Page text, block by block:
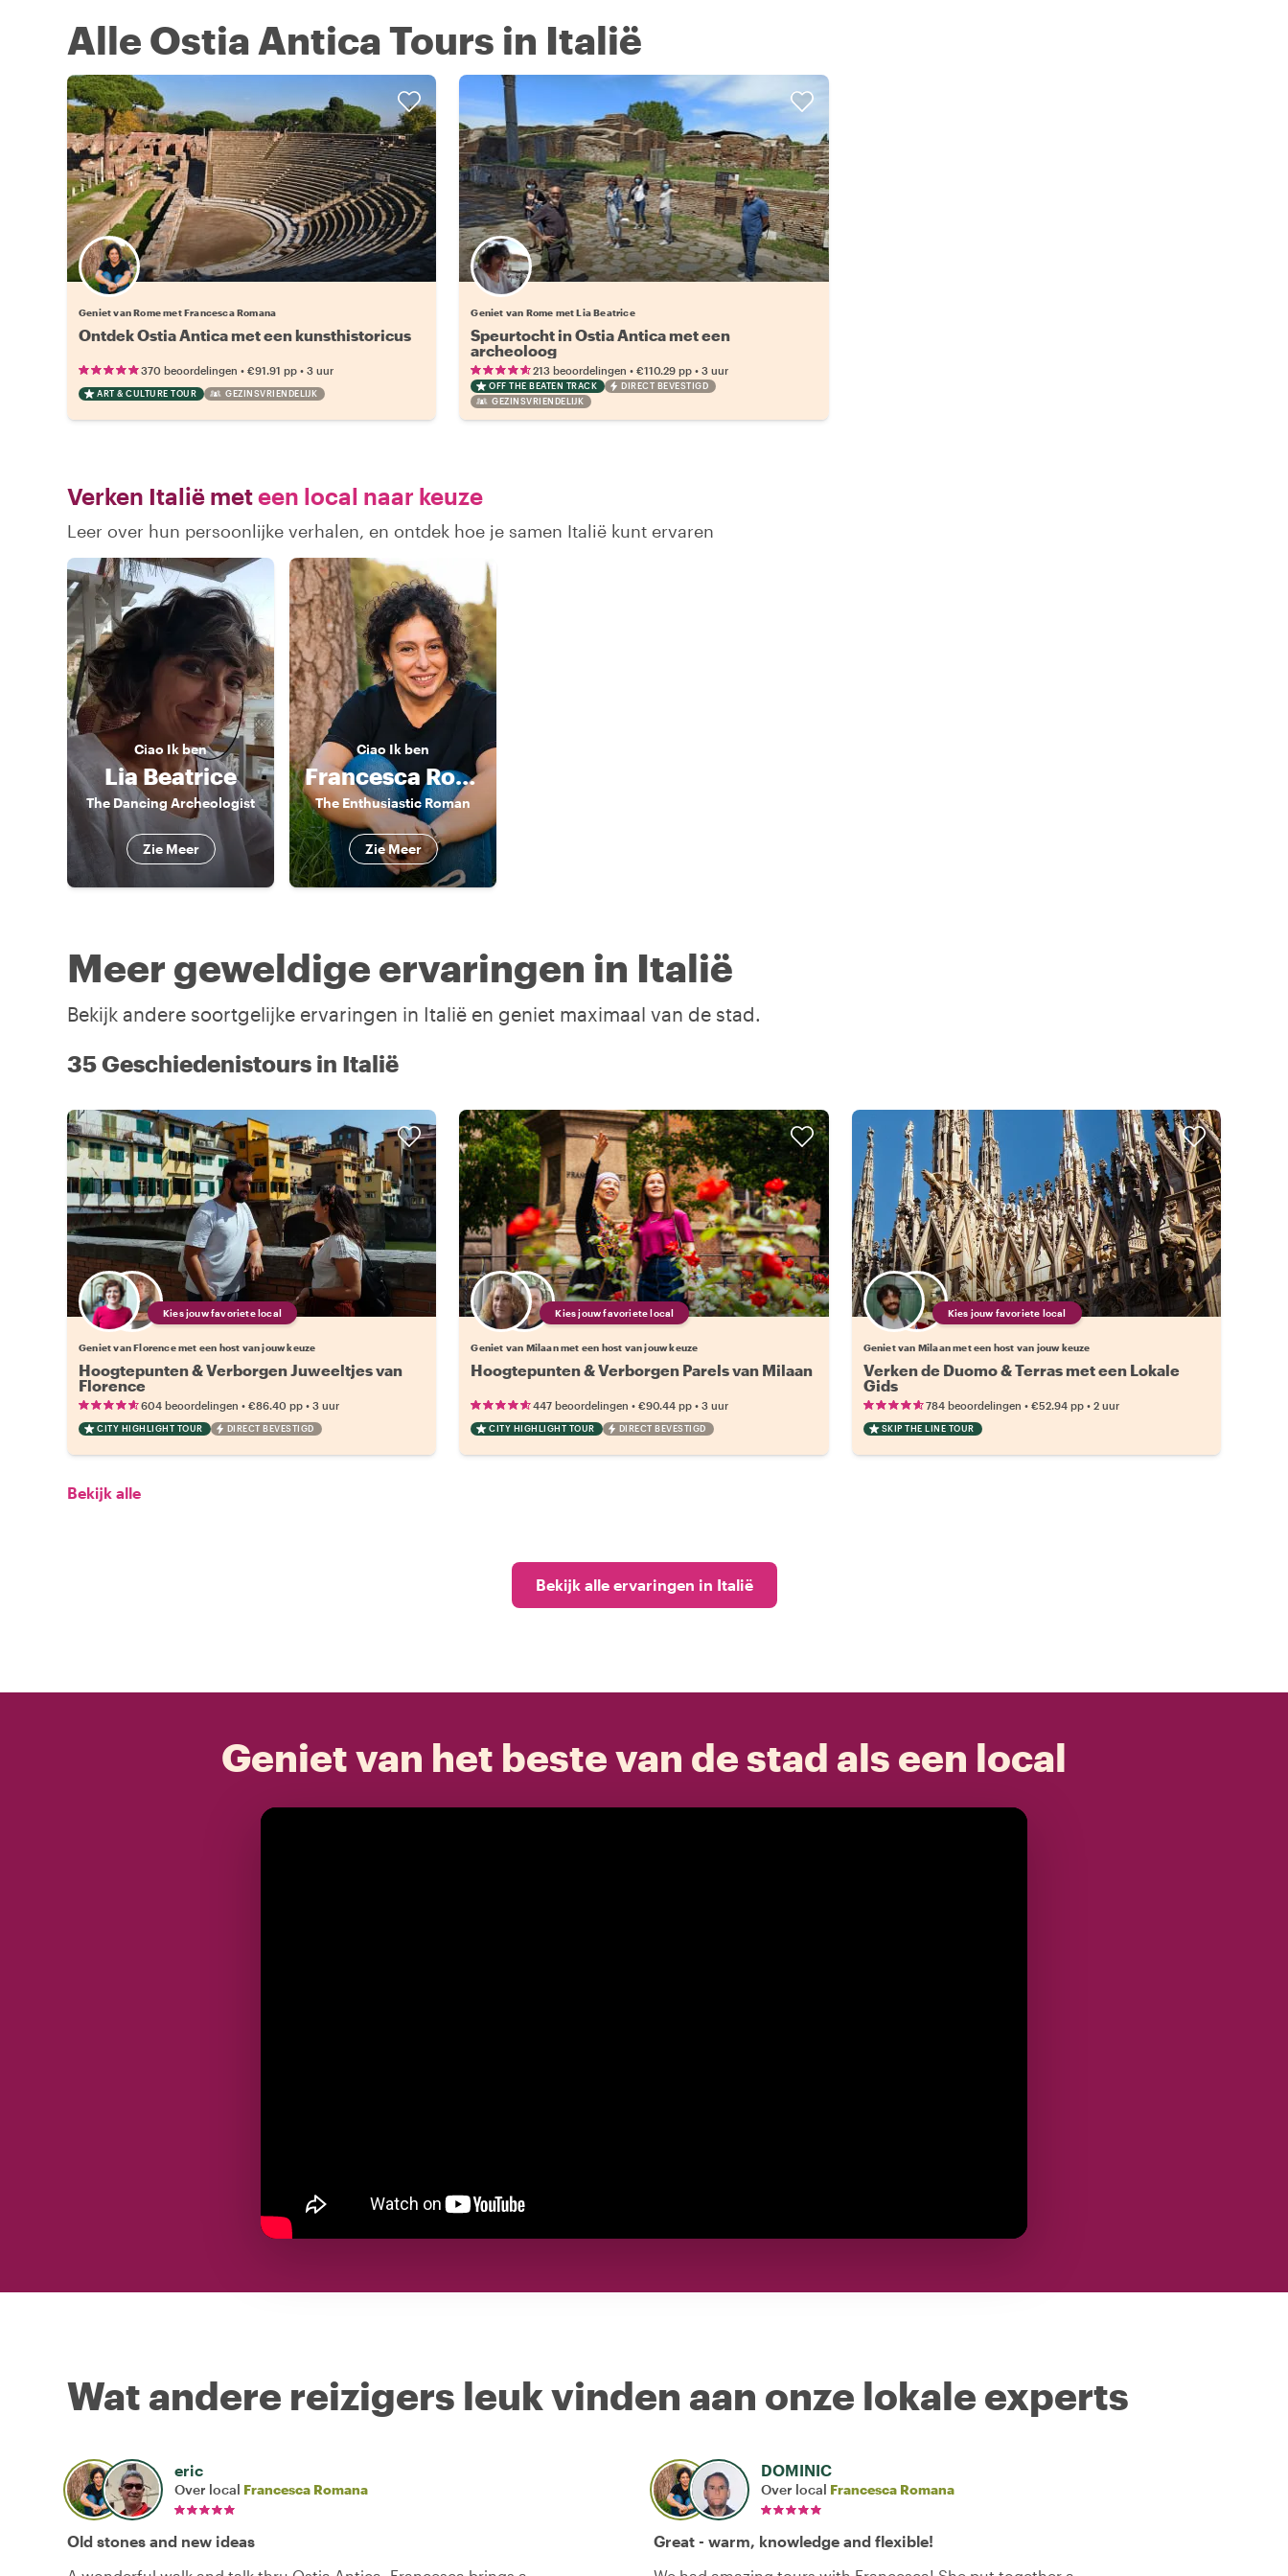
Alle Ostia Antica Tours in Italië
Geniet van Rome met Francesca Romana
Ontdek Ostia Antica met een kunsthistoricus
370 beoordelingen • €91.91 pp • 3 uur
ART & CULTURE TOUR GEZINSVRIENDELIJK
Geniet van Rome met Lia Beatrice
Speurtocht in Ostia Antica met een
archeoloog
213 beoordelingen •€110.29 pp •3 uur
OFF THE BEATEN TRACK
DIRECT BEVESTIGD
GEZINSVRIENDELIJK
Verken Italië meteen local naar keuze
Leer over hun persoonlijke verhalen, en ontdek hoe je samen Italië kunt ervaren
Ciao Ik ben
Lia Beatrice
The Dancing Archeologist
Zie Meer
Ciao Ik ben
Francesca Romana
The Enthusiastic Roman
Zie Meer
Meer geweldige ervaringen in Italië
Bekijk andere soortgelijke ervaringen in Italië en geniet maximaal van de stad.
35 Geschiedenistours in Italië
Kies jouw favoriete local
Geniet van Florence met een host van jouw keuze
Hoogtepunten & Verborgen Juweeltjes van
Florence
604 beoordelingen • €86.40 pp • 3 uur
CITY HIGHLIGHT TOUR DIRECT BEVESTIGD
Kies jouw favoriete local
Geniet van Milaan met een host van jouw keuze
Hoogtepunten & Verborgen Parels van Milaan
447 beoordelingen •€90.44 pp •3 uur
CITY HIGHLIGHT TOUR DIRECT BEVESTIGD
Kies jouw favoriete local
Geniet van Milaan met een host van jouw keuze
Verken de Duomo & Terras met een Lokale
Gids
784 beoordelingen • €52.94 pp• 2 uur
SKIP THE LINE TOUR
Bekijk alle
Bekijk alle ervaringen in Italië
Geniet van het beste van de stad als een local
Wat andere reizigers leuk vinden aan onze lokale experts
eric
Over local Francesca Romana
Old stones and new ideas
DOMINIC
Over local Francesca Romana
Great - warm, knowledge and flexible!